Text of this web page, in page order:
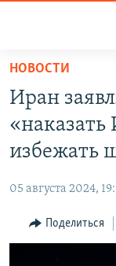
Вернуться
основному
содержанию
Вернутся
главной
навигации
Вернутся
СПЕЦПРОЕКТЫ
ГРУЗ 200
11 ЛЕТ
ВОДА
ЕЩЕ
ИНТЕРАКТИВ
РАДІО СВОБОДА
НОВОСТИ
Иран
«наказать
избежать
05 августа 2024,
Поделиться